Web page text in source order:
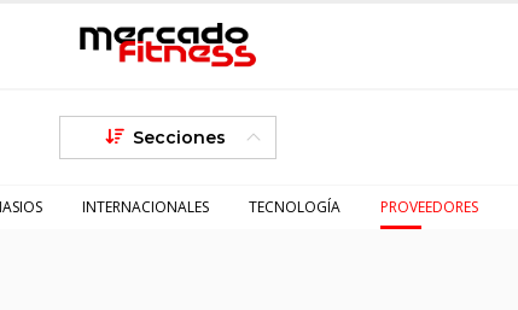
Secciones
INTERNACIONALES TECNOLOGÍA PROVEEDORES